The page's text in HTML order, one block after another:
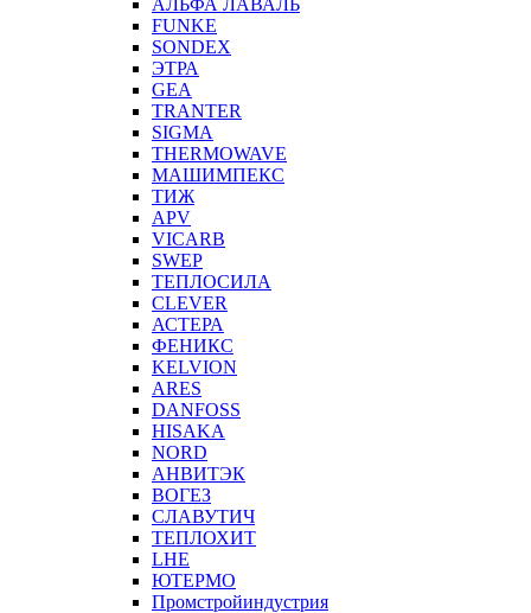
АЛЬФА ЛАВАЛЬ
FUNKE
SONDEX
ЭТРА
GEA
TRANTER
SIGMA
THERMOWAVE
МАШИМПЕКС
ТИЖ
APV
VICARB
SWEP
ТЕПЛОСИЛА
CLEVER
АСТЕРА
ФЕНИКС
KELVION
ARES
DANFOSS
HISAKA
NORD
АНВИТЭК
ВОГЕЗ
СЛАВУТИЧ
ТЕПЛОХИТ
LHE
ЮТЕРМО
Промстройиндустрия